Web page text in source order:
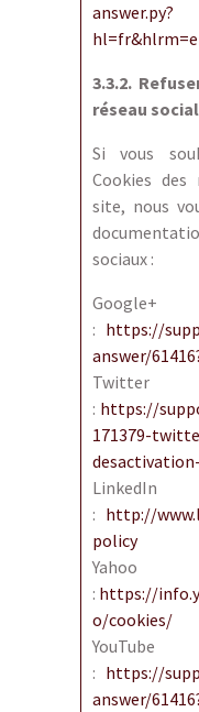
answer.py?
3.3.2.
réseau social
Si vous
Cookies des
site, nous
sociaux :
Google+
: https://
answer/
Twitter
: https://
171379-
LinkedIn
: http://
policy
Yahoo
: https://
o/cookies/
YouTube
: https://
answer/